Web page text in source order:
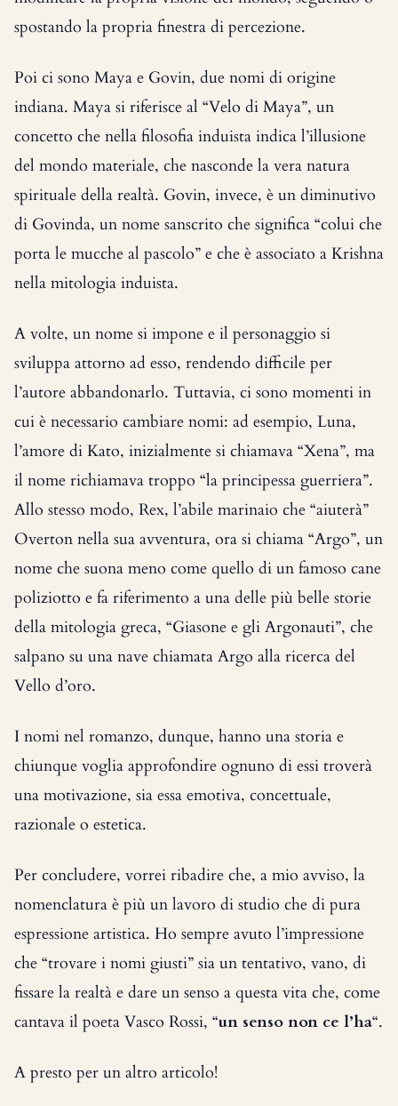
spostando la propria finestra di percezione.
Poi ci sono Maya e Govin, due nomi di origine
indiana. Maya si riferisce al “Velo di Maya”, un
concetto che nella filosofia induista indica l’illusione
del mondo materiale, che nasconde la vera natura
spirituale della realtà. Govin, invece, è un diminutivo
di Govinda, un nome sanscrito che significa “colui che
porta le mucche al pascolo” e che è associato a Krishna
nella mitologia induista.
A volte, un nome si impone e il personaggio si
sviluppa attorno ad esso, rendendo difficile per
l’autore abbandonarlo. Tuttavia, ci sono momenti in
cui è necessario cambiare nomi: ad esempio, Luna,
l’amore di Kato, inizialmente si chiamava “Xena”, ma
il nome richiamava troppo “la principessa guerriera”.
Allo stesso modo, Rex, l’abile marinaio che “aiuterà”
Overton nella sua avventura, ora si chiama “Argo”, un
nome che suona meno come quello di un famoso cane
poliziotto e fa riferimento a una delle più belle storie
della mitologia greca, “Giasone e gli Argonauti”, che
salpano su una nave chiamata Argo alla ricerca del
Vello d’oro.
I nomi nel romanzo, dunque, hanno una storia e
chiunque voglia approfondire ognuno di essi troverà
una motivazione, sia essa emotiva, concettuale,
razionale o estetica.
Per concludere, vorrei ribadire che, a mio avviso, la
nomenclatura è più un lavoro di studio che di pura
espressione artistica. Ho sempre avuto l’impressione
che “trovare i nomi giusti” sia un tentativo, vano, di
fissare la realtà e dare un senso a questa vita che, come
cantava il poeta Vasco Rossi, “un senso non ce l’ha“.
A presto per un altro articolo!